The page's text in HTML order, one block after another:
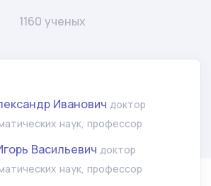
1160 ученых
Иванович доктор
наук, профессор
Васильевич доктор
наук, профессор